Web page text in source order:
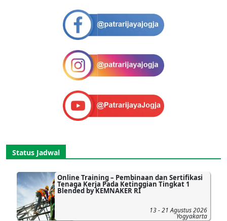
Status Jadwal
Online Training – Pembinaan dan Sertifikasi
Tenaga Kerja Pada Ketinggian Tingkat 1
Blended by KEMNAKER RI
13 - 21 Agustus 2026
Yogyakarta